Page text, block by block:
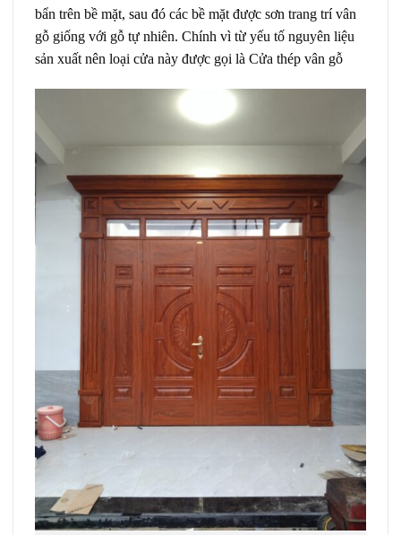
bẩn trên bề mặt, sau đó các bề mặt được sơn trang trí vân
gỗ giống với gỗ tự nhiên. Chính vì từ yếu tố nguyên liệu
sản xuất nên loại cửa này được gọi là Cửa thép vân gỗ